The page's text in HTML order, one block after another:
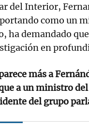
del Interior,
como un
ha demandado
en
más a
a un ministro
del grupo